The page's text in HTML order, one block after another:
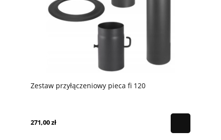
Zestaw przyłączeniowy pieca fi 120
271,00 zł